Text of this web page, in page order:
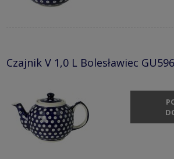
Czajnik V 1,0 L Bolesławiec